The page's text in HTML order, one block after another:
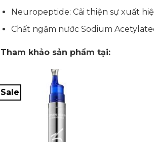
Neuropeptide: Cải thiện sự xuất
Chất ngậm nước Sodium
Tham khảo sản phẩm tại:
Sale